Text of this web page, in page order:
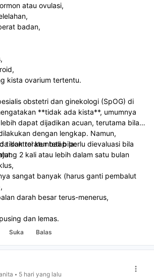
atau ovulasi,
badan,
kista ovarium tertentu.
obstetri dan ginekologi (SpOG) di
**tidak ada kista**, umumnya
dapat dijadikan acuan, terutama bila
dengan lengkap. Namun,
tidak teratur tetap perlu dievaluasi bila
kontrol kembali bila:
2 kali atau lebih dalam satu bulan
sangat banyak (harus ganti pembalut
darah besar terus-menerus,
dan lemas.
Suka Balas
5 hari yang lalu